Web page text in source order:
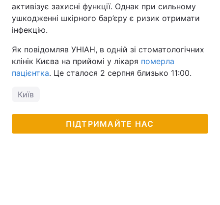
активізує захисні функції. Однак при сильному
ушкодженні шкірного бар’єру є ризик отримати
інфекцію.
Як повідомляв УНІАН, в одній зі стоматологічних
клінік Києва на прийомі у лікаря померла
пацієнтка. Це сталося 2 серпня близько 11:00.
Київ
ПІДТРИМАЙТЕ НАС